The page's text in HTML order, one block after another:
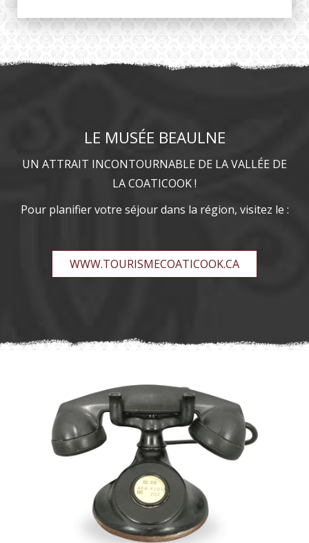
LE MUSÉE BEAULNE
UN ATTRAIT INCONTOURNABLE DE LA VALLÉE DE
LA COATICOOK !
Pour planifier votre séjour dans la région, visitez le :
WWW.TOURISMECOATICOOK.CA